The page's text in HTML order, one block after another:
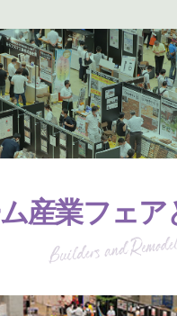
産業フェア